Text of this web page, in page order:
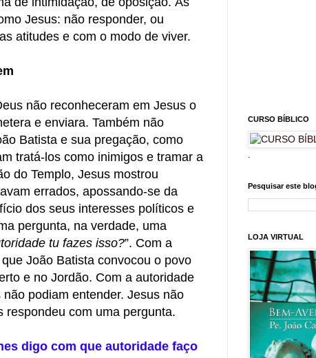
Jesus: não responder, ou
atitudes e com o modo de viver.
não reconheceram em Jesus o
e enviara. Também não
Batista e sua pregação, como
tratá-los como inimigos e tramar a
do Templo, Jesus mostrou
errados, apossando-se da
dos seus interesses políticos e
pergunta, na verdade, uma
tu fazes isso?”. Com a
João Batista convocou o povo
e no Jordão. Com a autoridade
podiam entender. Jesus não
respondeu com uma pergunta.
digo com que autoridade faço
CURSO BÍBLICO
Pesquisar este
LOJA VIRTUAL